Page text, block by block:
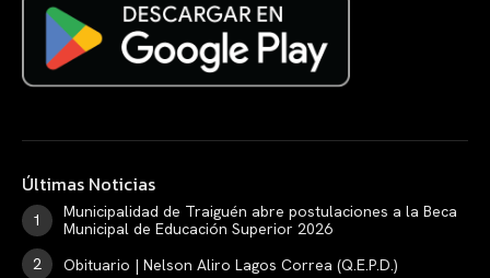
Últimas Noticias
Municipalidad de Traiguén abre postulaciones a la Beca
Municipal de Educación Superior 2026
Obituario | Nelson Aliro Lagos Correa (Q.E.P.D.)